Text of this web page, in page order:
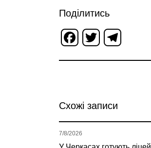
Поділитись
Facebook
Twitter
Схожі записи
7/8/2026